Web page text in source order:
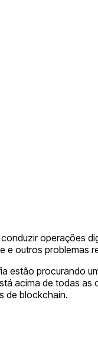
operações
outros problemas
estão procurando
acima de todas
de blockchain.